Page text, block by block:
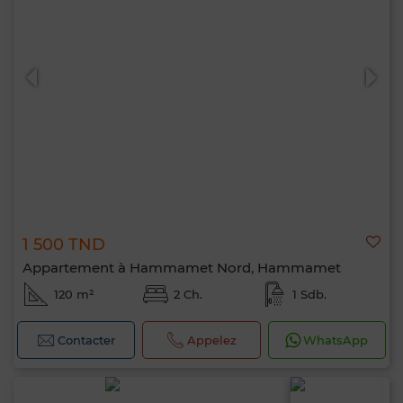
1 500 TND
Appartement à Hammamet Nord, Hammamet
120 m² 2 Ch. 1 Sdb.
Contacter Appelez WhatsApp